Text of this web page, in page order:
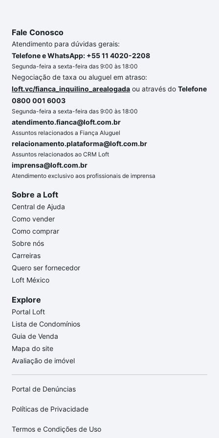
Fale Conosco
Atendimento para dúvidas gerais:
Telefone e WhatsApp: +55 11 4020-2208
Segunda-feira a sexta-feira das 9:00 às 18:00
Negociação de taxa ou aluguel em atraso:
loft.vc/fianca_inquilino_arealogada ou através do Telefone
0800 001 6003
Segunda-feira a sexta-feira das 9:00 às 18:00
atendimento.fianca@loft.com.br
Assuntos relacionados a Fiança Aluguel
relacionamento.plataforma@loft.com.br
Assuntos relacionados ao CRM Loft
imprensa@loft.com.br
Atendimento exclusivo aos profissionais de imprensa
Sobre a Loft
Central de Ajuda
Como vender
Como comprar
Sobre nós
Carreiras
Quero ser fornecedor
Loft México
Explore
Portal Loft
Lista de Condomínios
Guia de Venda
Mapa do site
Avaliação de imóvel
Portal de Denúncias
Políticas de Privacidade
Termos e Condições de Uso